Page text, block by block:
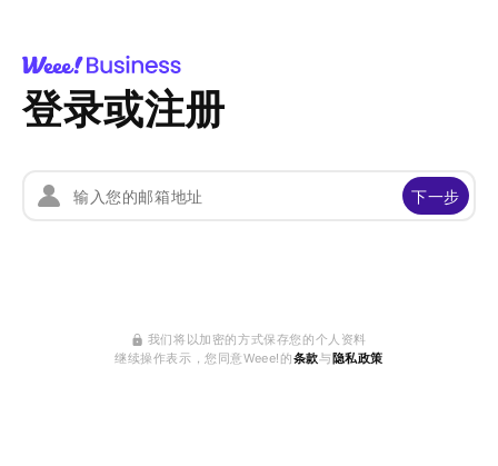
登录或注册
下一步
我们将以加密的方式保存您的个人资料
继续操作表示，您同意Weee!的条款与隐私政策